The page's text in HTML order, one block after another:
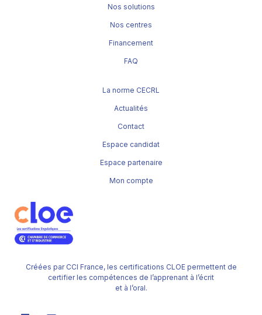
Créées par CCI France, les certifications CLOE permettent de
certifier les compétences de l’apprenant à l’écrit
et à l’oral.
Nos solutions
Nos centres
Financement
FAQ
La norme CECRL
Actualités
Contact
Espace candidat
Espace partenaire
Mon compte